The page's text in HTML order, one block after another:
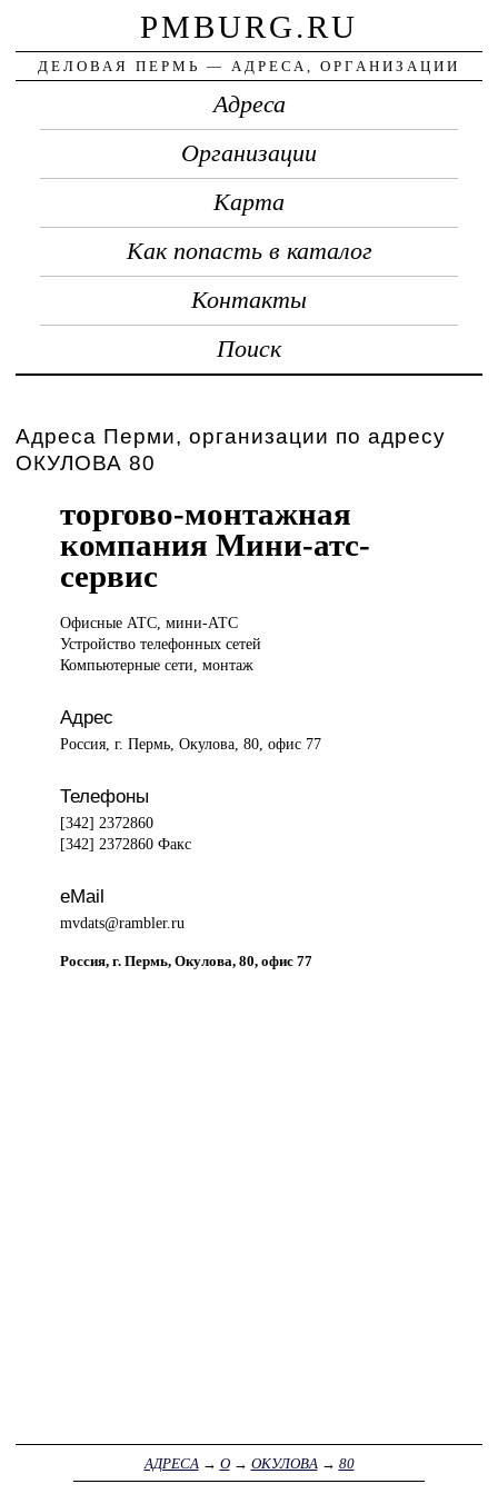
PMBURG.RU
ДЕЛОВАЯ ПЕРМЬ — АДРЕСА, ОРГАНИЗАЦИИ
Адреса
Организации
Карта
Как попасть в каталог
Контакты
Поиск
Адреса Перми, организации по адресу
ОКУЛОВА 80
торгово-монтажная
компания Мини-атс-
сервис
Офисные АТС,мини-АТС
Устройство телефонных сетей
Компьютерные сети, монтаж
Адрес
Россия, г. Пермь, Окулова, 80, офис 77
Телефоны
[342] 2372860
[342] 2372860 Факс
eMail
mvdats@rambler.ru
Россия, г. Пермь, Окулова, 80, офис 77
АДРЕСА → О→ ОКУЛОВА → 80